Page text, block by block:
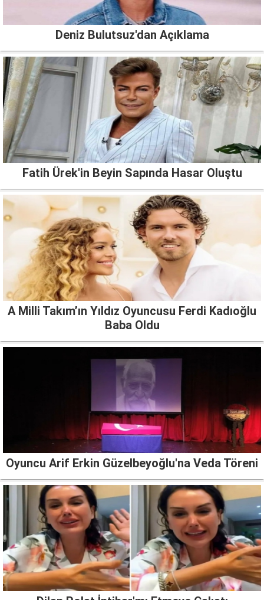
Deniz Bulutsuz'dan Açıklama
Fatih Ürek'in Beyin Sapında Hasar Oluştu
A Milli Takım’ın Yıldız Oyuncusu Ferdi Kadıoğlu
Baba Oldu
Oyuncu Arif Erkin Güzelbeyoğlu'na Veda Töreni